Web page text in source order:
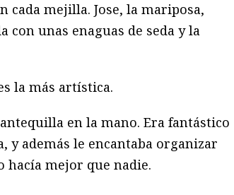
cada mejilla. Jose, la mariposa,
con unas enaguas de seda y la
la más artística.
en la mano. Era fantástico
y además le encantaba organizar
hacía mejor que nadie.